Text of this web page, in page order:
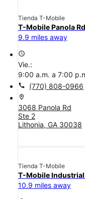
Tienda T-Mobile
T-Mobile Panola Rd
9.9 miles away
access_time
Vie.:
9:00 a.m. a 7:00
call (770) 808-0966
location_on
3068 Panola Rd
Ste 2
Lithonia, GA 30038
Tienda T-Mobile
T-Mobile Industrial
10.9 miles away